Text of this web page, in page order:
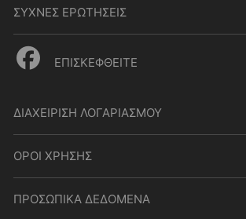
ΣΥΧΝΕΣ ΕΡΩΤΗΣΕΙΣ
ΕΠΙΣΚΕΦΘΕΙΤΕ
ΔΙΑΧΕΙΡΙΣΗ ΛΟΓΑΡΙΑΣΜΟΥ
ΟΡΟΙ ΧΡΗΣΗΣ
ΠΡΟΣΩΠΙΚΑ ΔΕΔΟΜΕΝΑ